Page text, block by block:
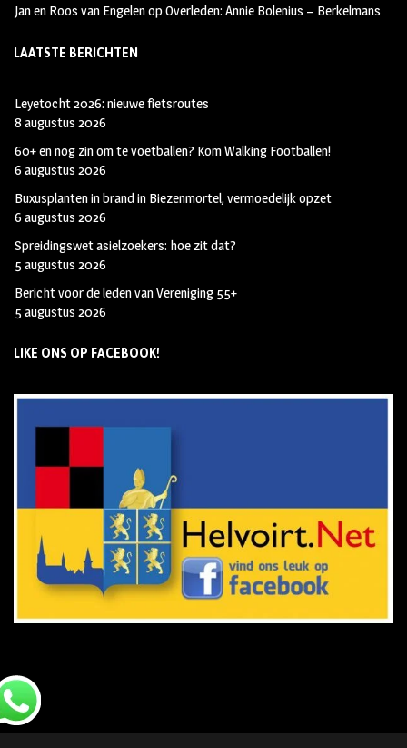
Jan en Roos van EngelenopOverleden: Annie Bolenius – Berkelmans
LAATSTE BERICHTEN
Leyetocht 2026: nieuwe fietsroutes
8 augustus 2026
60+ en nog zin om te voetballen? Kom Walking Footballen!
6 augustus 2026
Buxusplanten in brand in Biezenmortel, vermoedelijk opzet
6 augustus 2026
Spreidingswet asielzoekers: hoe zit dat?
5 augustus 2026
Bericht voor de leden van Vereniging 55+
5 augustus 2026
LIKE ONS OP FACEBOOK!